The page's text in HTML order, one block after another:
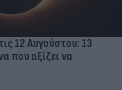
12 Αυγούστου: 13
που αξίζει να